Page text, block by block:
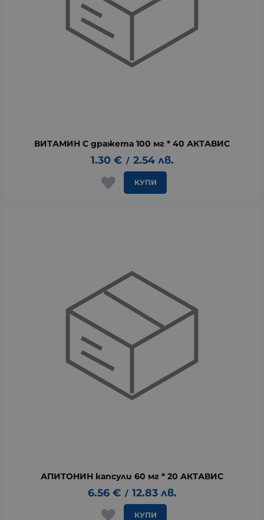
ВИТАМИН C дражета 100 мг * 40 АКТАВИС
1.30 € / 2.54 лв.
КУПИ
АПИТОНИН капсули 60 мг * 20 АКТАВИС
6.56 € / 12.83 лв.
КУПИ